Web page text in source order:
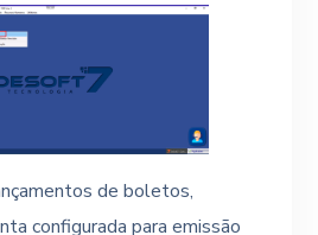
de boletos,
configurada para emissão